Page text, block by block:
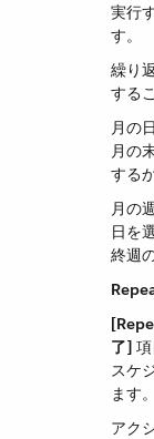
実行
す。
繰り
する
月の
月の
する
月の
日を
終週
了]
スケ
ます。
アク